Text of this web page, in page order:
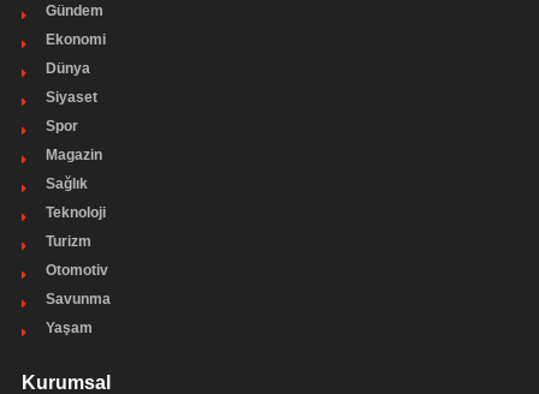
Gündem
Ekonomi
Dünya
Siyaset
Spor
Magazin
Sağlık
Teknoloji
Turizm
Otomotiv
Savunma
Yaşam
Kurumsal